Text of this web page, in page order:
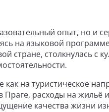
опыт, но и
на языковой
стране, столкнулась с
на туристическое
расходы на жильё
качества жизни